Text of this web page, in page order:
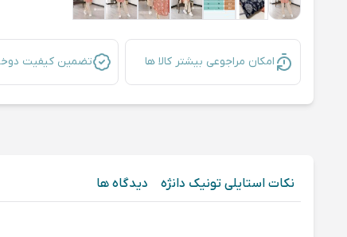
امکان مراجوعی بیشتر کالا ها تضمین کیفیت
نکات استایلی تونیک دانژه دیدگاه ها